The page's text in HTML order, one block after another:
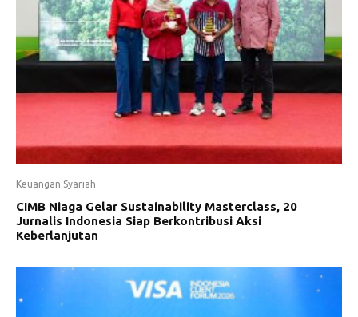
Keuangan Syariah
CIMB Niaga Gelar Sustainability Masterclass, 20
Jurnalis Indonesia Siap Berkontribusi Aksi
Keberlanjutan